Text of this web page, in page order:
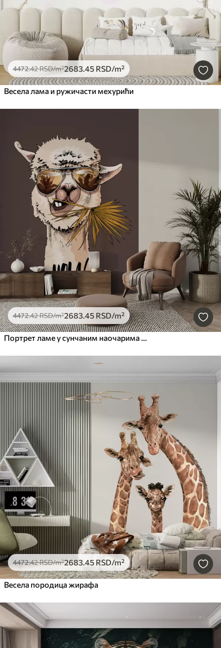
4472.42RSD/m²2683.45 RSD/m²
Весела лама и ружичасти мехурићи
4472.42RSD/m²2683.45 RSD/m²
Портрет ламе у сунчаним наочарима са лепезастим палминим листом
4472.42RSD/m²2683.45 RSD/m²
Весела породица жирафа